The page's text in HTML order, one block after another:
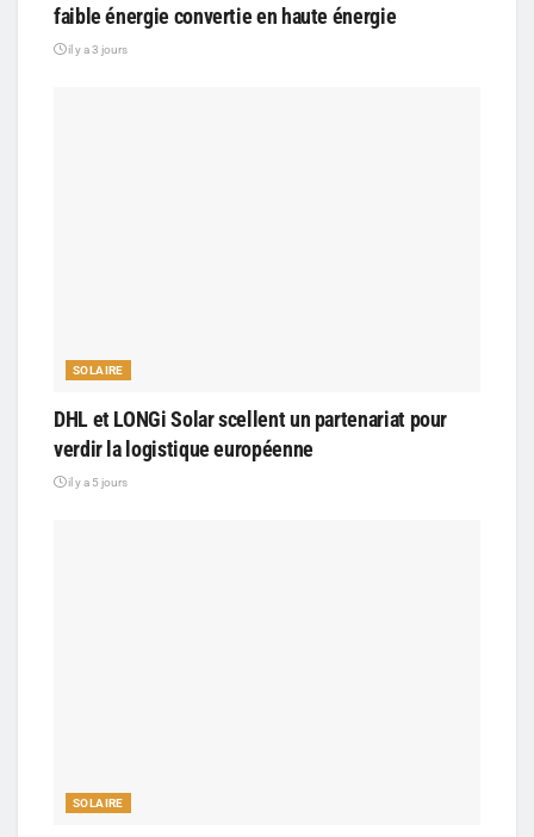
faible énergie convertie en haute énergie
il y a 3 jours
SOLAIRE
DHL et LONGi Solar scellent un partenariat pour
verdir la logistique européenne
il y a 5 jours
SOLAIRE